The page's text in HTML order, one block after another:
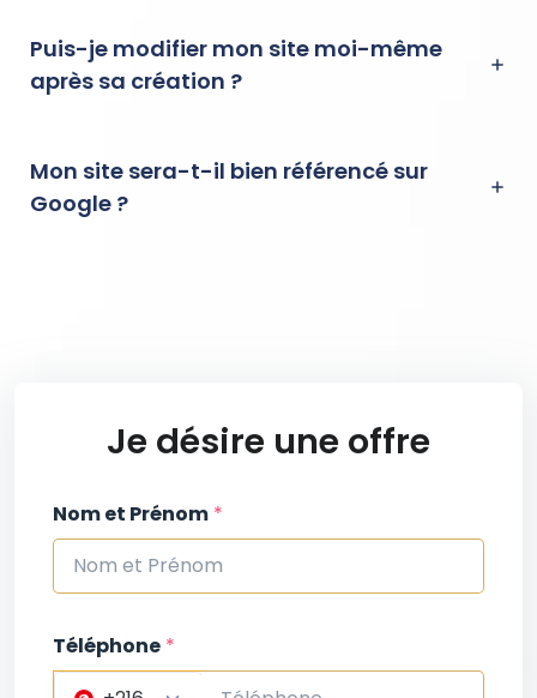
Puis-je modifier mon site moi-même
après sa création ?
Mon site sera-t-il bien référencé sur
Google ?
Je désire une offre
Nom et Prénom *
Téléphone *